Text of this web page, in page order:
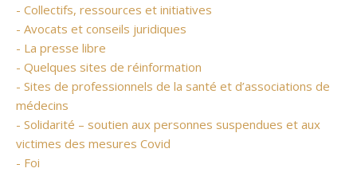
- Collectifs, ressources et initiatives
- Avocats et conseils juridiques
- La presse libre
- Quelques sites de réinformation
- Sites de professionnels de la santé et d’associations de
médecins
- Solidarité – soutien aux personnes suspendues et aux
victimes des mesures Covid
- Foi